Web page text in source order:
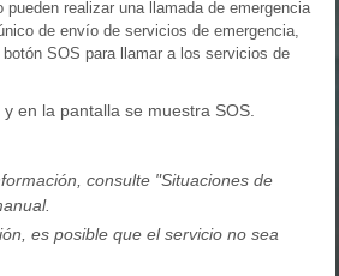
pueden realizar una llamada de emergencia
de envío de servicios de emergencia,
SOS para llamar a los servicios de
en la pantalla se muestra SOS.
consulte "Situaciones de
es posible que el servicio no sea